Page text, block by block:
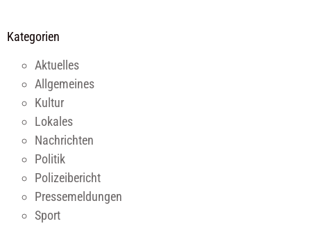
Kategorien
Aktuelles
Allgemeines
Kultur
Lokales
Nachrichten
Politik
Polizeibericht
Pressemeldungen
Sport